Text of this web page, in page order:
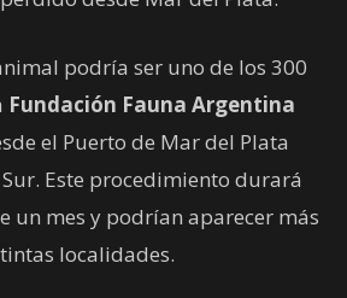
podría ser uno de los 300
Fundación Fauna Argentina
el Puerto de Mar del Plata
Este procedimiento durará
un mes y podrían aparecer más
localidades.